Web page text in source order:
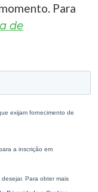
Para
de